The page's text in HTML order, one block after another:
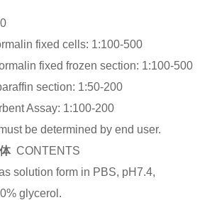
fixed cells: 1:100-500
fixed frozen section: 1:100-500
section: 1:50-200
Assay: 1:100-200
be determined by end user.
CONTENTS
solution form in PBS, pH7.4,
glycerol.